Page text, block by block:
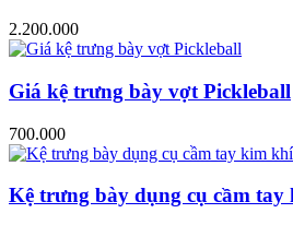
2.200.000
Giá kệ trưng bày vợt Pickleball
700.000
Kệ trưng bày dụng cụ cầm